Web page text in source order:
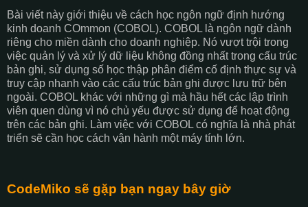
Bài viết này giới thiệu về cách học ngôn ngữ định hướng
kinh doanh COmmon (COBOL). COBOL là ngôn ngữ dành
riêng cho miền dành cho doanh nghiệp. Nó vượt trội trong
việc quản lý và xử lý dữ liệu không đồng nhất trong cấu trúc
bản ghi, sử dụng số học thập phân điểm cố định thực sự và
truy cập nhanh vào các cấu trúc bản ghi được lưu trữ bên
ngoài. COBOL khác với những gì mà hầu hết các lập trình
viên quen dùng vì nó chủ yếu được sử dụng để hoạt động
trên các bản ghi. Làm việc với COBOL có nghĩa là nhà phát
triển sẽ cần học cách vận hành một máy tính lớn.
CodeMiko sẽ gặp bạn ngay bây giờ